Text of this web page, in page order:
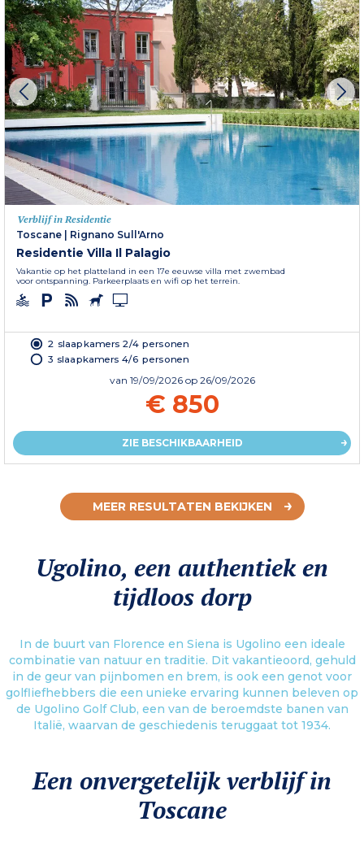
Verblijf in Residentie
Toscane | Rignano Sull'Arno
Residentie Villa Il Palagio
Vakantie op het platteland in een 17e eeuwse villa met zwembad
voor ontspanning. Parkeerplaats en wifi op het terrein.
2 slaapkamers 2/4 personen
3 slaapkamers 4/6 personen
van 19/09/2026 op 26/09/2026
€ 850
ZIE BESCHIKBAARHEID
MEER RESULTATEN BEKIJKEN
Ugolino, een authentiek en
tijdloos dorp
In de buurt van Florence en Siena is Ugolino een ideale
combinatie van natuur en traditie. Dit vakantieoord, gehuld
in de geur van pijnbomen en brem, is ook een genot voor
golfliefhebbers die een unieke ervaring kunnen beleven op
de Ugolino Golf Club, een van de beroemdste banen van
Italië, waarvan de geschiedenis teruggaat tot 1934.
Een onvergetelijk verblijf in
Toscane